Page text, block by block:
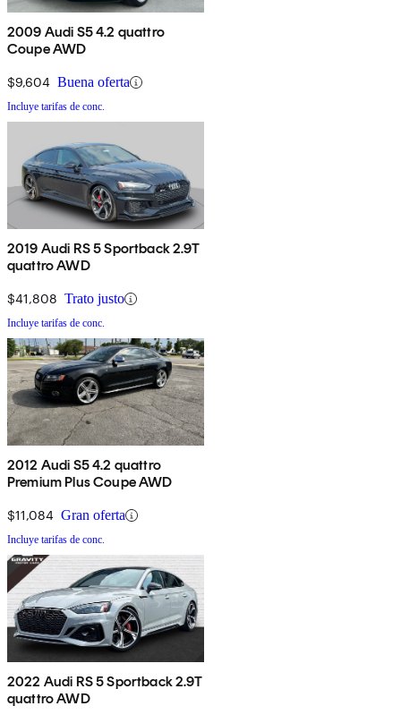
2009 Audi S5 4.2 quattro
Coupe AWD
$9,604 Buena oferta
Incluye tarifas de conc.
2019 Audi RS 5 Sportback 2.9T
quattro AWD
$41,808 Trato justo
Incluye tarifas de conc.
2012 Audi S5 4.2 quattro
Premium Plus Coupe AWD
$11,084 Gran oferta
Incluye tarifas de conc.
2022 Audi RS 5 Sportback 2.9T
quattro AWD